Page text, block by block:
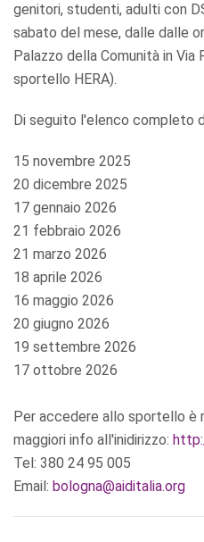
genitori, studenti, adulti con
sabato del mese, dalle dalle
Palazzo della Comunità in
sportello HERA).
Di seguito l'elenco completo
15 novembre 2025
20 dicembre 2025
17 gennaio 2026
21 febbraio 2026
21 marzo 2026
18 aprile 2026
16 maggio 2026
20 giugno 2026
19 settembre 2026
17 ottobre 2026
Per accedere allo sportello è
maggiori info all'inidirizzo:
Tel: 380 24 95 005
Email: bologna@aiditalia.org